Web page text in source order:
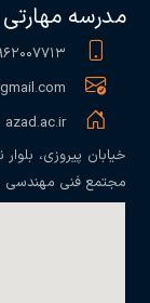
مدرسه
azad.ac.ir
خیابان پیروزی،
مجتمع فنی مهندسی